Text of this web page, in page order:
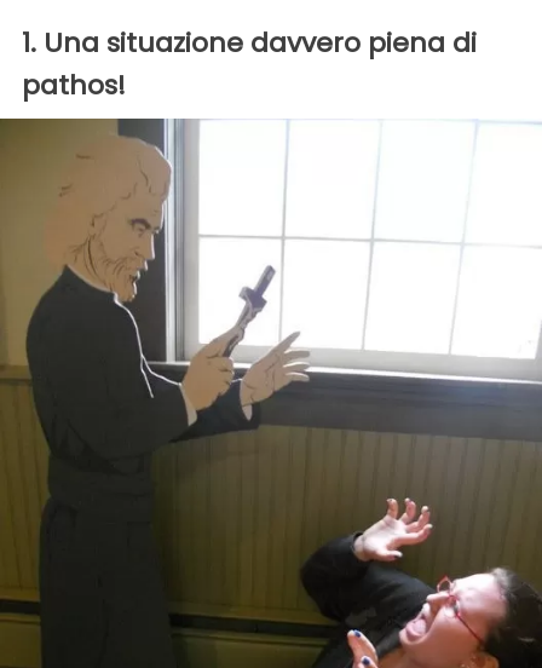
1. Una situazione davvero piena di
pathos!